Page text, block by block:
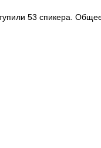
53 спикера.